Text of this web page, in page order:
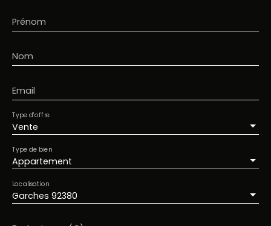
Prénom
Nom
Email
Vente
Type d'offre
Appartement
Type de bien
Garches 92380
Localisation